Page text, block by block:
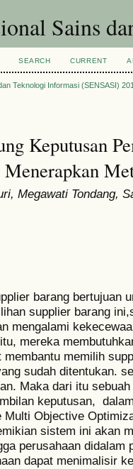
Sains
SEARCH CURRENT
Teknologi Informasi (SENSASI)
Keputusan
Megawati Tondang,
barang bertujuan
supplier barang
mengalami
mereka
membantu memilih
sudah ditentukan.
Maka dari itu
keputusan,
Multi Objective
sistem ini akan
perusahaan didalam
dapat menimalisir